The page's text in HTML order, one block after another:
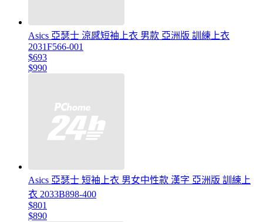
Asics 亞瑟士 涼感短袖上衣 男款 亞洲版 訓練上衣
2031F566-001
$693
$990
Asics 亞瑟士 短袖上衣 男女中性款 漢字 亞洲版 訓練上
衣 2033B898-400
$801
$890